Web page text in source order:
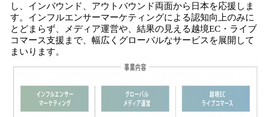
し、インバウンド、アウトバウンド両面から日本を応援しま
す。インフルエンサーマーケティングによる認知向上のみに
とどまらず、メディア運営や、結果の見える越境EC・ライブ
コマース支援まで、幅広くグローバルなサービスを展開して
まいります。